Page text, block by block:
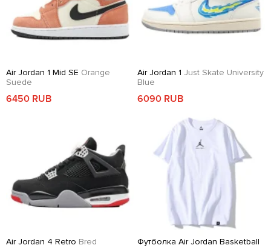
Air Jordan 1 Mid SE Orange
Suede
6450 RUB
Air Jordan 1 Just Skate University
Blue
6090 RUB
Air Jordan 4 Retro Bred
Футболка Air Jordan Basketball